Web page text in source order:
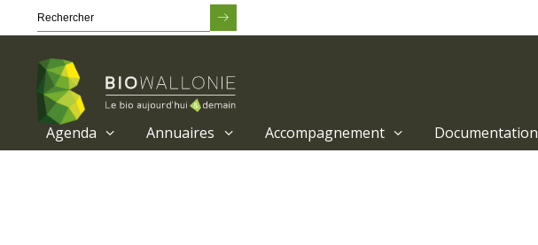
Agenda Annuaires Accompagnement Documentation